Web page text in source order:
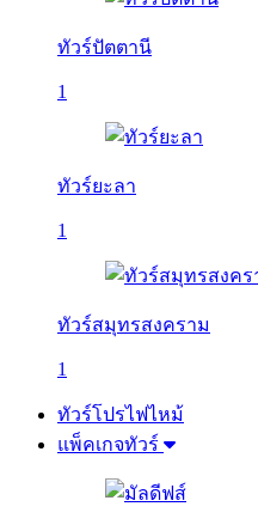
ทัวร์ปัตตานี
1
ทัวร์ยะลา
1
ทัวร์สมุทรสงคราม
1
ทัวร์โปรไฟไหม้
แพ็คเกจทัวร์